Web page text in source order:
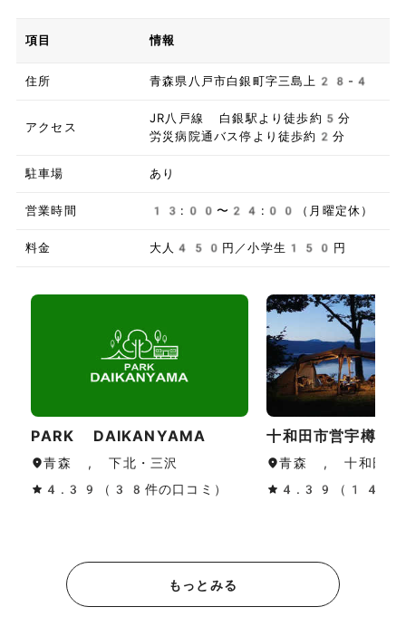
項目 情報
住所 青森県八戸市白銀町字三島上28-4
アクセス
JR八戸線 白銀駅より徒歩約5分
労災病院通バス停より徒歩約2分
駐車場 あり
営業時間 13:00〜24:00（月曜定休）
料金 大人450円／小学生150円
PARK DAIKANYAMA
青森 , 下北・三沢
4.39（38件の口コミ）
十和田市営宇樽部
青森 , 十和田湖
4.39（149件
もっとみる